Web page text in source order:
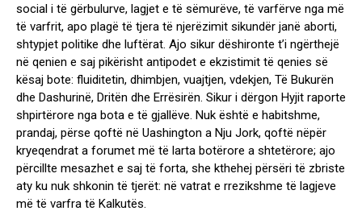
social i të gërbulurve, lagjet e të sëmurëve, të varfërve nga më
të varfrit, apo plagë të tjera të njerëzimit sikundër janë aborti,
shtypjet politike dhe luftërat. Ajo sikur dëshironte t’i ngërthejë
në qenien e saj pikërisht antipodet e ekzistimit të qenies së
kësaj bote: fluiditetin, dhimbjen, vuajtjen, vdekjen, Të Bukurën
dhe Dashurinë, Dritën dhe Errësirën. Sikur i dërgon Hyjit raporte
shpirtërore nga bota e të gjallëve. Nuk është e habitshme,
prandaj, përse qoftë në Uashington a Nju Jork, qoftë nëpër
kryeqendrat a forumet më të larta botërore a shtetërore; ajo
përcillte mesazhet e saj të forta, she kthehej përsëri të zbriste
aty ku nuk shkonin të tjerët: në vatrat e rrezikshme të lagjeve
më të varfra të Kalkutës.